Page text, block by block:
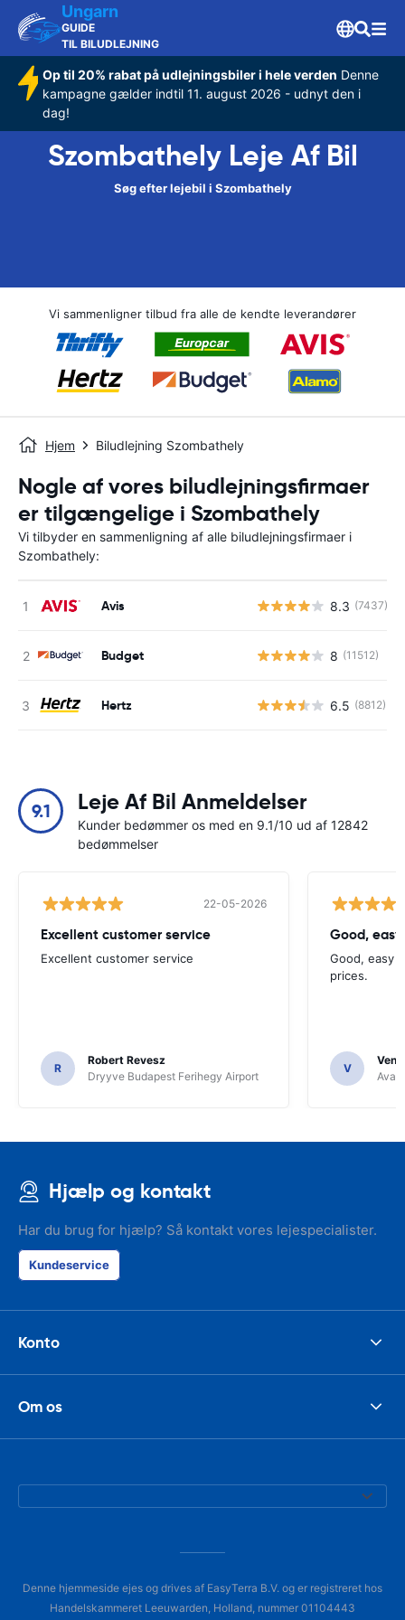
Ungarn
GUIDE
TIL BILUDLEJNING
Op til 20% rabat på udlejningsbiler i hele verden Denne
kampagne gælder indtil 11. august 2026 - udnyt den i
dag!
Szombathely Leje Af Bil
Søg efter lejebil i Szombathely
Vi sammenligner tilbud fra alle de kendte leverandører
Hjem Biludlejning Szombathely
Nogle af vores biludlejningsfirmaer
er tilgængelige i Szombathely
Vi tilbyder en sammenligning af alle biludlejningsfirmaer i
Szombathely:
Avis 8.3 (7437)
Budget 8 (11512)
Hertz 6.5 (8812)
9.1 Leje Af Bil Anmeldelser
Kunder bedømmer os med en 9.1/10 ud af 12842
bedømmelser
22-05-2026
Excellent customer service
Excellent customer service
R
Robert Revesz
Dryyve Budapest Ferihegy Airport
Good,
Good, easy
prices.
V
Hjælp og kontakt
Har du brug for hjælp? Så kontakt vores lejespecialister.
Kundeservice
Konto
Om os
Denne hjemmeside ejes og drives af EasyTerra B.V. og er registreret hos
Handelskammeret Leeuwarden, Holland, nummer 01104443